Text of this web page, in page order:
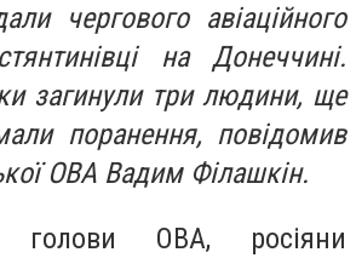
чергового авіаційного
на Донеччині.
загинули три людини, ще
поранення, повідомив
ОВА Вадим Філашкін.
ОВА, росіяни